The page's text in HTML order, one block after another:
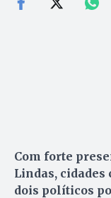
Com forte
Lindas, cidades
dois políticos